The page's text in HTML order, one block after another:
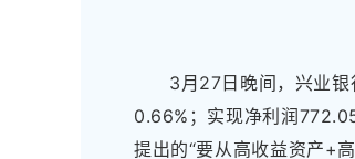
3月27日晚间，兴业
0.66%；实现净利润
提出的“要从高收益资产+